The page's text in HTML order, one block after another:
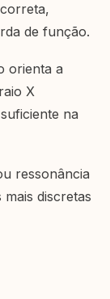
de função.
orienta a
X
na
ressonância
discretas